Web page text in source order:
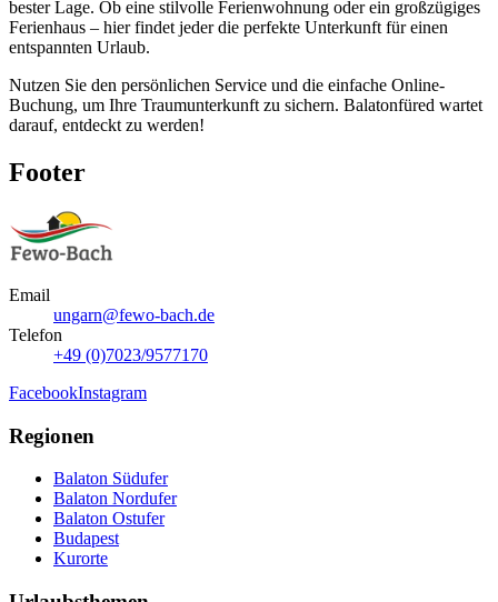
bester Lage. Ob eine stilvolle Ferienwohnung oder ein großzügiges
Ferienhaus – hier findet jeder die perfekte Unterkunft für einen
entspannten Urlaub.
Nutzen Sie den persönlichen Service und die einfache Online-
Buchung, um Ihre Traumunterkunft zu sichern. Balatonfüred wartet
darauf, entdeckt zu werden!
Footer
Email
ungarn@fewo-bach.de
Telefon
+49 (0)7023/9577170
FacebookInstagram
Regionen
Balaton Südufer
Balaton Nordufer
Balaton Ostufer
Budapest
Kurorte